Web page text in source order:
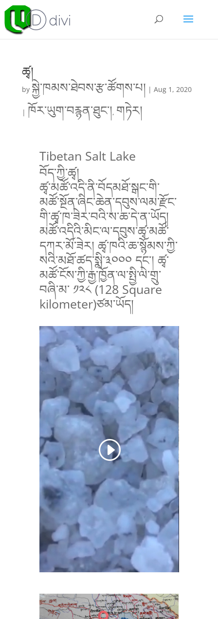
ཚྭ།
by སྐྱེ་ཁམས་ཐེབས་རྩ་ཚོགས་པ། | Aug 1, 2020
| ཁོར་ཡུག་བརྙན་ཐུང་།, གཏེར།
Tibetan Salt Lake
བོད་ཀྱི་ཚྭ།
ཚྭ་མཚོ་འདི་ནི་བོདམཐོ་སྒང་གི་
མཚོ་སྔོན་ཞིང་ཆེན་དབུས་ལམ་རྫོང་
གི་ཚྭ་ཁ་ཟེར་བའི་ས་ཆ་དེ་ན་ཡོད།
མཚོ་འདིའི་མིང་ལ་དབུས་ཚྭ་མཚོ་
དཀར་མོ་ཟེར། ཚྭ་ཁའི་ཆ་སྙོམས་ཀྱི་
སའི་མཐོ་ཚད་སྨི་༣༠༠༠ དང་། ཚྭ་
མཚོ་ངོས་ཀྱི་རྒྱ་ཁྱོན་ལ་སྤྱི་ལེ་གྲུ་
བཞི་མ་ ༡༢༨ (128 Square
kilometer)ཙམ་ཡོད།